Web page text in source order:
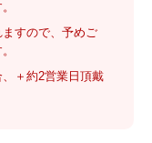
すので、予めご
＋約2営業日頂戴